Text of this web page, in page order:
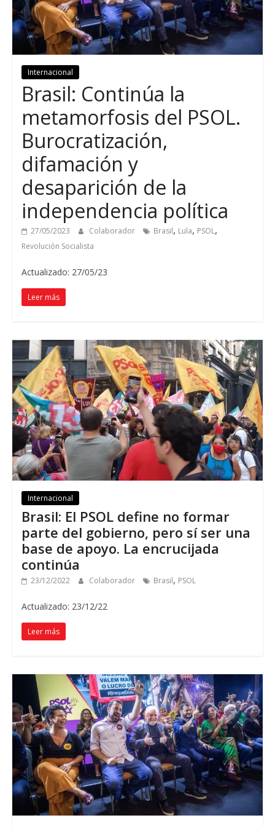
Internacional
Brasil: Continúa la
metamorfosis del PSOL.
Burocratización,
difamación y
desaparición de la
independencia política
27/05/2023 Colaborador Brasil, Lula, PSOL,
Revolución Socialista
Actualizado: 27/05/23
Leer más
Internacional
Brasil: El PSOL define no formar
parte del gobierno, pero sí ser una
base de apoyo. La encrucijada
continúa
23/12/2022 Colaborador Brasil, PSOL
Actualizado: 23/12/22
Leer más